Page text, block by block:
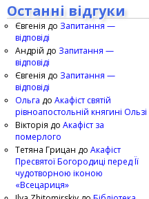
Останні відгуки
Євгенія до Запитання —
відповіді
Андрій до Запитання —
відповіді
Євгенія до Запитання —
відповіді
Ольга до Акафіст святій
рівноапостольній княгині Ользі
Вікторія до Акафіст за
померлого
Тетяна Грицан до Акафіст
Пресвятої Богородиці перед Її
чудотворною іконою
«Всецариця»